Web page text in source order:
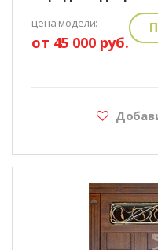
цена модели:
от 45 000 руб.